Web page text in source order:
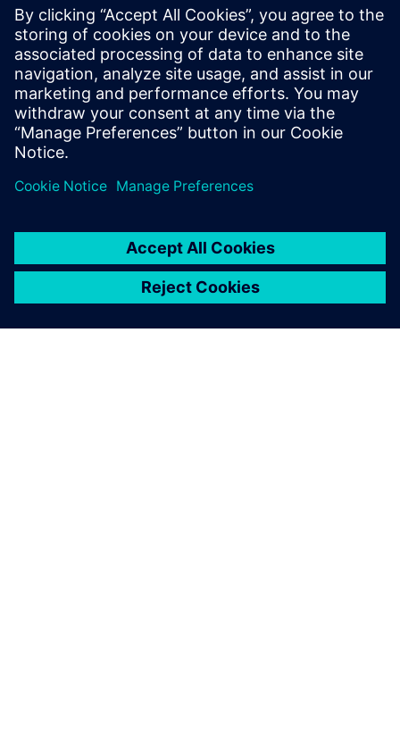
Preberite blog
Pridobite nove poglede na komponente PLM in trg PLM na
splošno.
Obiščite blog PLM Components